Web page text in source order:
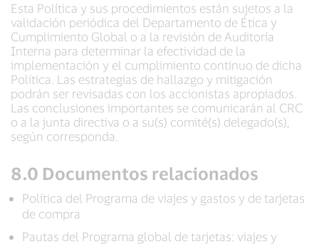
Esta Política y sus procedimientos están sujetos a la
validación periódica del Departamento de Ética y
Cumplimiento Global o a la revisión de Auditoría
Interna para determinar la efectividad de la
implementación y el cumplimiento continuo de dicha
Política. Las estrategias de hallazgo y mitigación
podrán ser revisadas con los accionistas apropiados.
Las conclusiones importantes se comunicarán al CRC
o a la junta directiva o a su(s) comité(s) delegado(s),
según corresponda.
8.0 Documentos relacionados
Política del Programa de viajes y gastos y de tarjetas
de compra
Pautas del Programa global de tarjetas: viajes y